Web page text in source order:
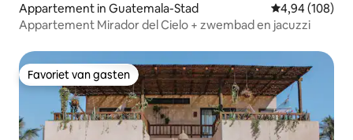
Appartement in Guatemala-Stad Gemiddelde
4,94 (108)
Appartement Mirador del Cielo + zwembad en jacuzzi
Favoriet van gasten
Favoriet van gasten